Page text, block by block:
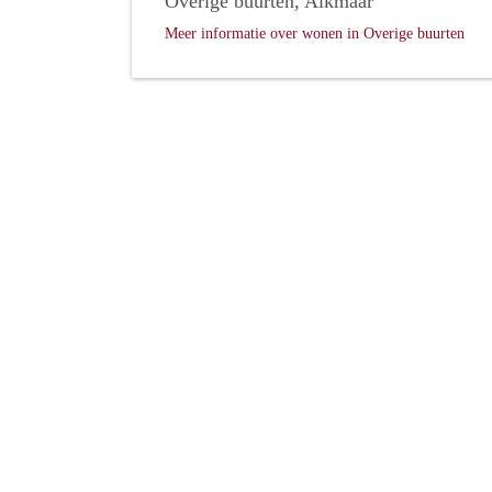
Meer informatie over wonen in Overige buurten